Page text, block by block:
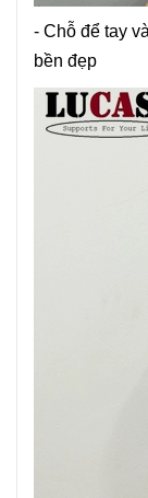
- Chỗ để tay
bền đẹp